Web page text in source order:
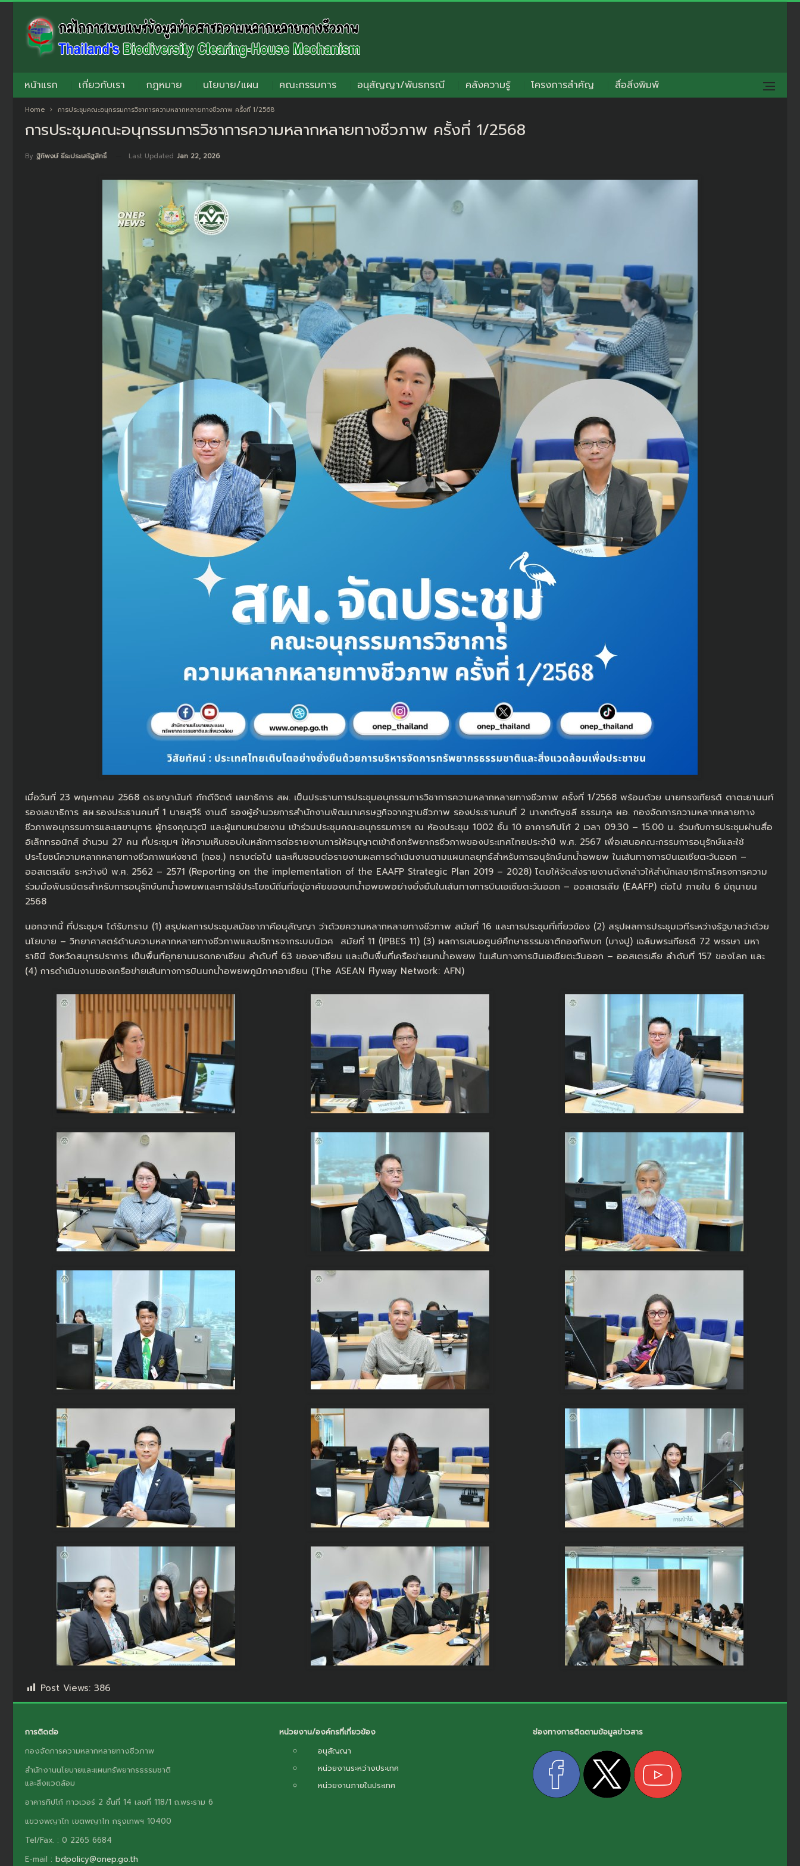
หน้าแรก เกี่ยวกับเรา กฎหมาย นโยบาย/แผน คณะกรรมการ อนุสัญญา/พันธกรณี คลังความรู้ โครงการสำคัญ สื่อสิ่งพิมพ์
Home การประชุมคณะอนุกรรมการวิชาการความหลากหลายทางชีวภาพ ครั้งที่ 1/2568
การประชุมคณะอนุกรรมการวิชาการความหลากหลายทางชีวภาพ ครั้งที่ 1/2568
By ฐิทิพงษ์ ธีระประเสริฐสิทธิ์ Last Updated Jan 22, 2026
เมื่อวันที่ 23 พฤษภาคม 2568 ดร.ชญานันท์ ภักดีจิตต์ เลขาธิการ สผ. เป็นประธานการประชุมอนุกรรมการวิชาการความหลากหลายทางชีวภาพ ครั้งที่ 1/2568 พร้อมด้วย นายทรงเกียรติ ตาตะยานนท์
รองเลขาธิการ สผ.รองประธานคนที่ 1 นายสุวีร์ งานดี รองผู้อำนวยการสำนักงานพัฒนาเศรษฐกิจจากฐานชีวภาพ รองประธานคนที่ 2 นางกตัญชลี ธรรมกุล ผอ. กองจัดการความหลากหลายทาง
ชีวภาพอนุกรรมการและเลขานุการ ผู้ทรงคุณวุฒิ และผู้แทนหน่วยงาน เข้าร่วมประชุมคณะอนุกรรมการฯ ณ ห้องประชุม 1002 ชั้น 10 อาคารทิปโก้ 2 เวลา 09.30 – 15.00 น. ร่วมกับการประชุมผ่านสื่อ
อิเล็กทรอนิกส์ จำนวน 27 คน ที่ประชุมฯ ให้ความเห็นชอบในหลักการต่อรายงานการให้อนุญาตเข้าถึงทรัพยากรชีวภาพของประเทศไทยประจำปี พ.ศ. 2567 เพื่อเสนอคณะกรรมการอนุรักษ์และใช้
ประโยชน์ความหลากหลายทางชีวภาพแห่งชาติ (กอช.) ทราบต่อไป และเห็นชอบต่อรายงานผลการดำเนินงานตามแผนกลยุทธ์สำหรับการอนุรักษ์นกน้ำอพยพ ในเส้นทางการบินเอเชียตะวันออก –
ออสเตรเลีย ระหว่างปี พ.ศ. 2562 – 2571 (Reporting on the implementation of the EAAFP Strategic Plan 2019 – 2028) โดยให้จัดส่งรายงานดังกล่าวให้สำนักเลขาธิการโครงการความ
ร่วมมือพันธมิตรสำหรับการอนุรักษ์นกน้ำอพยพและการใช้ประโยชน์ถิ่นที่อยู่อาศัยของนกน้ำอพยพอย่างยั่งยืนในเส้นทางการบินเอเชียตะวันออก – ออสเตรเลีย (EAAFP) ต่อไป ภายใน 6 มิถุนายน
2568
นอกจากนี้ ที่ประชุมฯ ได้รับทราบ (1) สรุปผลการประชุมสมัชชาภาคีอนุสัญญา ว่าด้วยความหลากหลายทางชีวภาพ สมัยที่ 16 และการประชุมที่เกี่ยวข้อง (2) สรุปผลการประชุมเวทีระหว่างรัฐบาลว่าด้วย
นโยบาย – วิทยาศาสตร์ด้านความหลากหลายทางชีวภาพและบริการจากระบบนิเวศ สมัยที่ 11 (IPBES 11) (3) ผลการเสนอศูนย์ศึกษาธรรมชาติกองทัพบก (บางปู) เฉลิมพระเกียรติ 72 พรรษา มหา
ราชินี จังหวัดสมุทรปราการ เป็นพื้นที่อุทยานมรดกอาเซียน ลำดับที่ 63 ของอาเซียน และเป็นพื้นที่เครือข่ายนกน้ำอพยพ ในเส้นทางการบินเอเชียตะวันออก – ออสเตรเลีย ลำดับที่ 157 ของโลก และ
(4) การดำเนินงานของเครือข่ายเส้นทางการบินนกน้ำอพยพภูมิภาคอาเซียน (The ASEAN Flyway Network: AFN)
Post Views: 386
การติดต่อ
กองจัดการความหลากหลายทางชีวภาพ
สำนักงานนโยบายและแผนทรัพยากรธรรมชาติ
และสิ่งแวดล้อม
อาคารทิปโก้ ทาวเวอร์ 2 ชั้นที่ 14 เลขที่ 118/1 ถ.พระราม 6
แขวงพญาไท เขตพญาไท กรุงเทพฯ 10400
Tel/Fax. : 0 2265 6684
E-mail : bdpolicy@onep.go.th
หน่วยงาน/องค์กรที่เกี่ยวข้อง
อนุสัญญา
หน่วยงานระหว่างประเทศ
หน่วยงานภายในประเทศ
ช่องทางการติดตามข้อมูลข่าวสาร